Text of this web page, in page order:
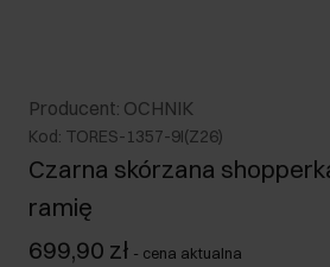
Producent: OCHNIK
Kod: TORES-1357-9I(Z26)
Czarna skórzana
ramię
699,90 zł - cena aktualna